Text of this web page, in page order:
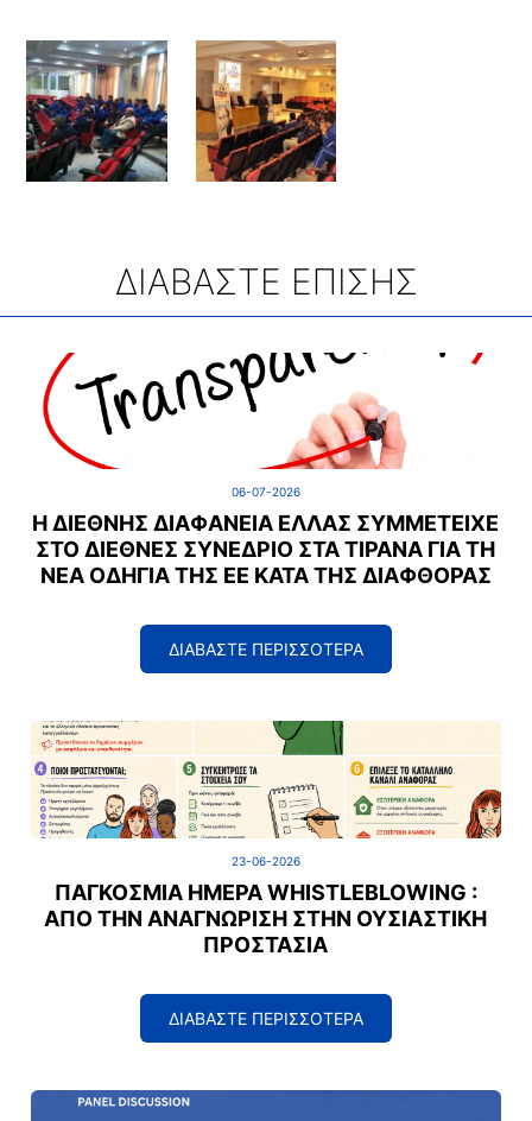
ΔΙΑΒΑΣΤΕ ΕΠΙΣΗΣ
06-07-2026
Η ΔΙΕΘΝΉΣ ΔΙΑΦΆΝΕΙΑ ΕΛΛΆΣ ΣΥΜΜΕΤΕΊΧΕ
ΣΤΟ ΔΙΕΘΝΈΣ ΣΥΝΈΔΡΙΟ ΣΤΑ ΤΊΡΑΝΑ ΓΙΑ ΤΗ
ΝΈΑ ΟΔΗΓΊΑ ΤΗΣ ΕΕ ΚΑΤΆ ΤΗΣ ΔΙΑΦΘΟΡΆΣ
ΔΙΑΒΑΣΤΕ ΠΕΡΙΣΣΟΤΕΡΑ
23-06-2026
ΠΑΓΚΌΣΜΙΑ ΗΜΈΡΑ WHISTLEBLOWING :
ΑΠΌ ΤΗΝ ΑΝΑΓΝΏΡΙΣΗ ΣΤΗΝ ΟΥΣΙΑΣΤΙΚΉ
ΠΡΟΣΤΑΣΊΑ
ΔΙΑΒΑΣΤΕ ΠΕΡΙΣΣΟΤΕΡΑ